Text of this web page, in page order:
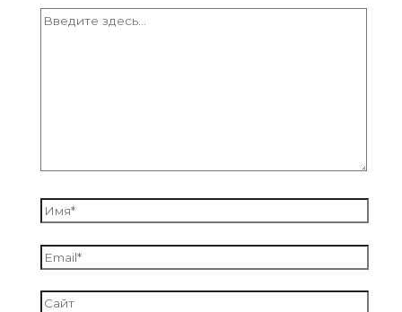
Введите
Имя*
Email*
Сайт